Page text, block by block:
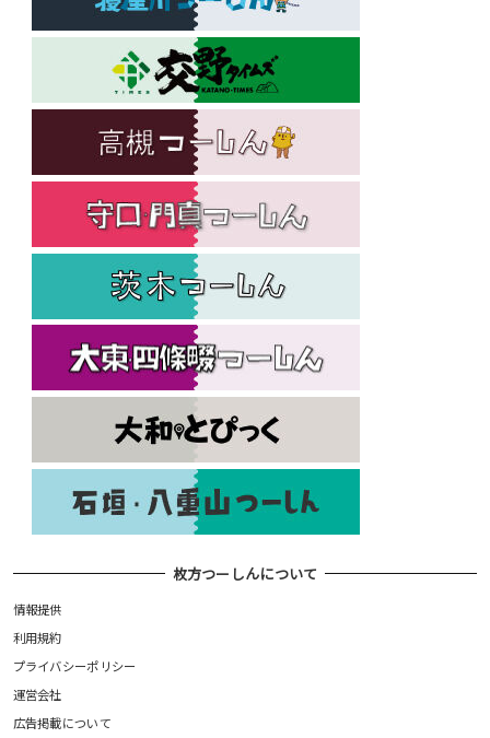
枚方つーしんについて
情報提供
利用規約
プライバシーポリシー
運営会社
広告掲載について